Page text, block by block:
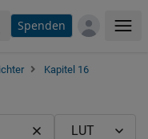
Spenden
Kapitel 16